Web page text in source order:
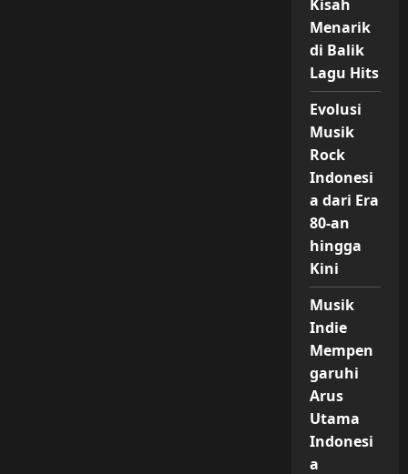
Kisah
Menarik
di Balik
Lagu Hits
Evolusi
Musik
Rock
Indonesi
a dari Era
80-an
hingga
Kini
Musik
Indie
Mempen
garuhi
Arus
Utama
Indonesi
a